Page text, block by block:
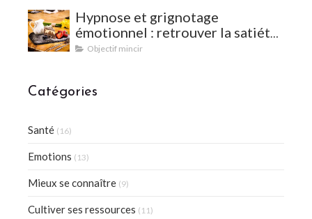
Hypnose et grignotage
émotionnel : retrouver la satiété
et l'équilibre
Objectif mincir
Catégories
Santé (16)
Emotions (13)
Mieux se connaître (9)
Cultiver ses ressources (11)